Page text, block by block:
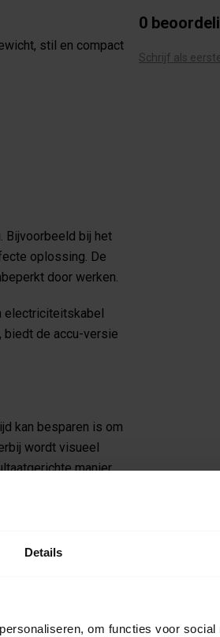
Details
om functies voor social
stil en compact
Bijvoorbeeld bij het
oplossing. De
door werken.
electriciteitskabel
biedt de accu-versie
kan besparen is om
wordt visueel
manier
op wielen
het blazen van
0
Schrijf als